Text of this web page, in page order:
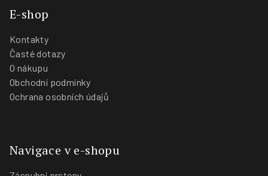
E-shop
Kontakty
Časté dotazy
O nákupu
Obchodní podmínky
Ochrana osobních údajů
Navigace v e-shopu